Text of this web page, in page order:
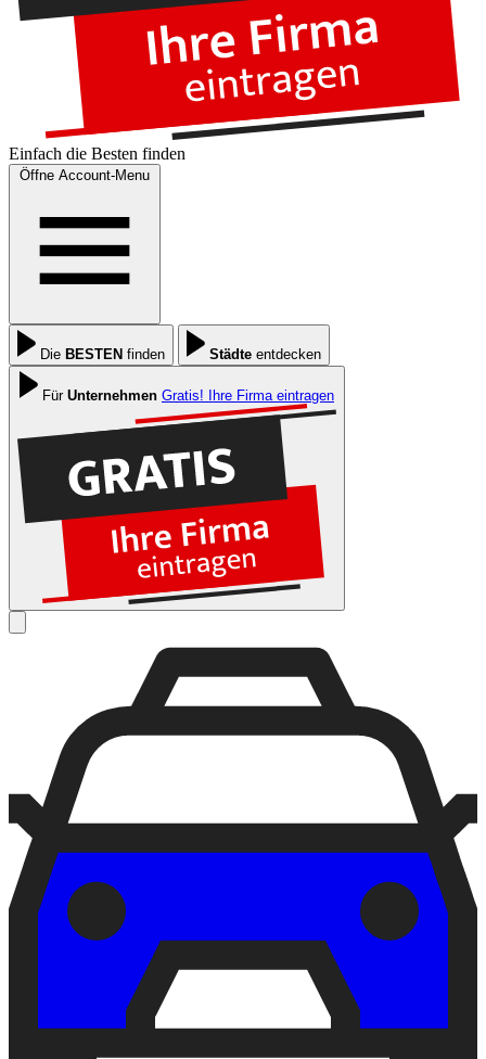
Einfach die Besten finden
Öffne Account-Menu
Die BESTEN finden Städte entdecken
Für Unternehmen Gratis! Ihre Firma eintragen